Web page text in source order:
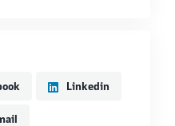
Linkedin